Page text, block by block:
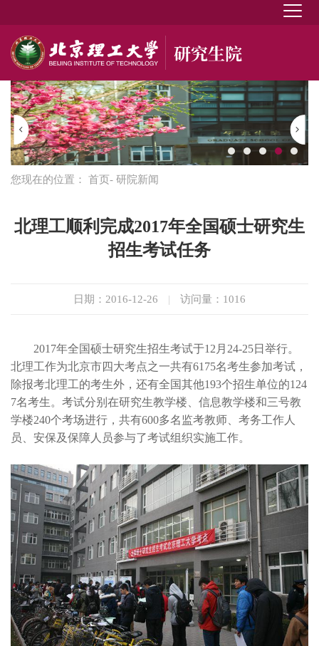
您现在的位置： 首页- 研院新闻
北理工顺利完成2017年全国硕士研究生
招生考试任务
日期：2016-12-26 | 访问量： 1016
2017年全国硕士研究生招生考试于12月24-25日举行。
北理工作为北京市四大考点之一共有6175名考生参加考试，
除报考北理工的考生外，还有全国其他193个招生单位的124
7名考生。考试分别在研究生教学楼、信息教学楼和三号教
学楼240个考场进行，共有600多名监考教师、考务工作人
员、安保及保障人员参与了考试组织实施工作。